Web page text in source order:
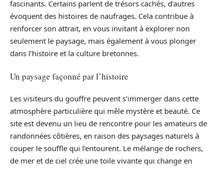
fascinants. Certains parlent de trésors cachés, d’autres
évoquent des histoires de naufrages. Cela contribue à
renforcer son attrait, en vous invitant à explorer non
seulement le paysage, mais également à vous plonger
dans l’histoire et la culture bretonnes.
Un paysage façonné par l’histoire
Les visiteurs du gouffre peuvent s’immerger dans cette
atmosphère particulière qui mêle mystère et beauté. Ce
site est devenu un lieu de rencontre pour les amateurs de
randonnées côtières, en raison des paysages naturels à
couper le souffle qui l’entourent. Le mélange de rochers,
de mer et de ciel crée une toile vivante qui change en